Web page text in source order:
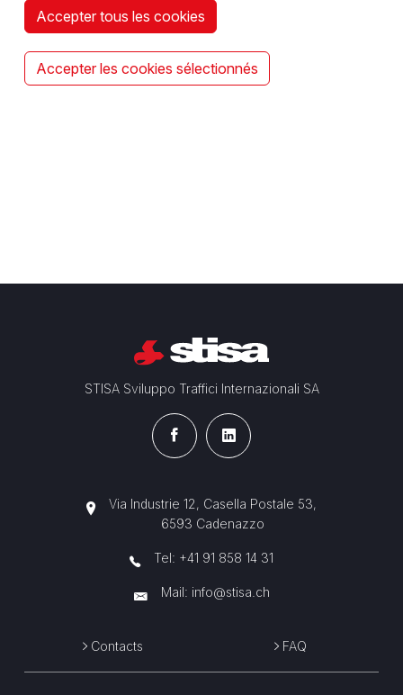
Accepter tous les cookies
Accepter les cookies sélectionnés
STISA Sviluppo Traffici Internazionali SA
Via Industrie 12, Casella Postale 53,
6593 Cadenazzo
Tel: +41 91 858 14 31
Mail: info@stisa.ch
Contacts FAQ